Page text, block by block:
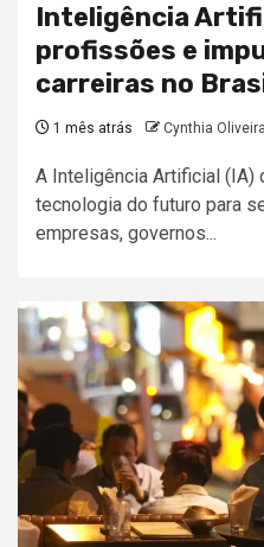
Inteligência
profissões e
carreiras no
1 mês atrás Cynthia Oliveira
A Inteligência Artificial (IA)
tecnologia do futuro para
empresas, governos...